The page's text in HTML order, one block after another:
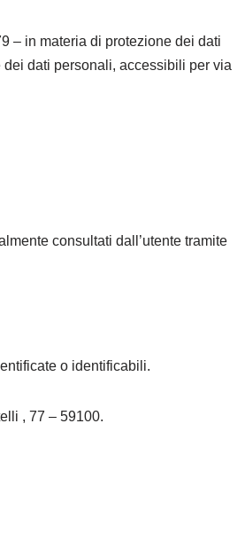
– in materia di protezione dei dati
dati personali, accessibili per via
consultati dall’utente tramite
o identificabili.
, 77 – 59100.